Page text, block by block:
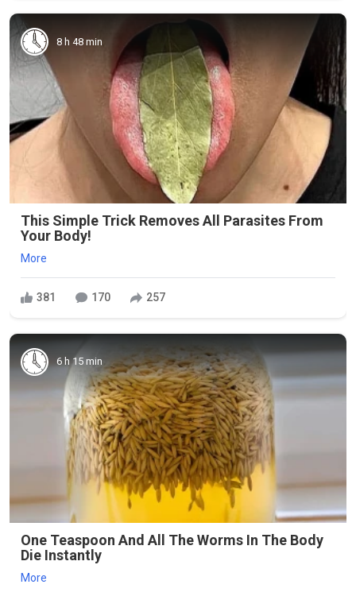
8 h 48 min
This Simple Trick Removes All Parasites From
Your Body!
More
381 170 257
6 h 15 min
One Teaspoon And All The Worms In The Body
Die Instantly
More